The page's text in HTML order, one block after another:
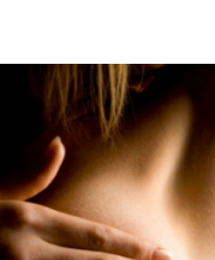
2026: ΤΑ ΓΕΓΟΝΟΤΑ ΣΑΝ ΣΗΜΕΡΑ